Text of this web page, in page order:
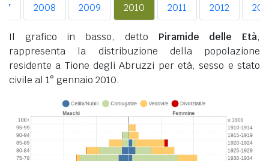
2008 2009 2010 2011 2012
Il grafico in basso, detto Piramide delle Età,
rappresenta la distribuzione della popolazione
residente a Tione degli Abruzzi per età, sesso e stato
civile al 1° gennaio 2010.